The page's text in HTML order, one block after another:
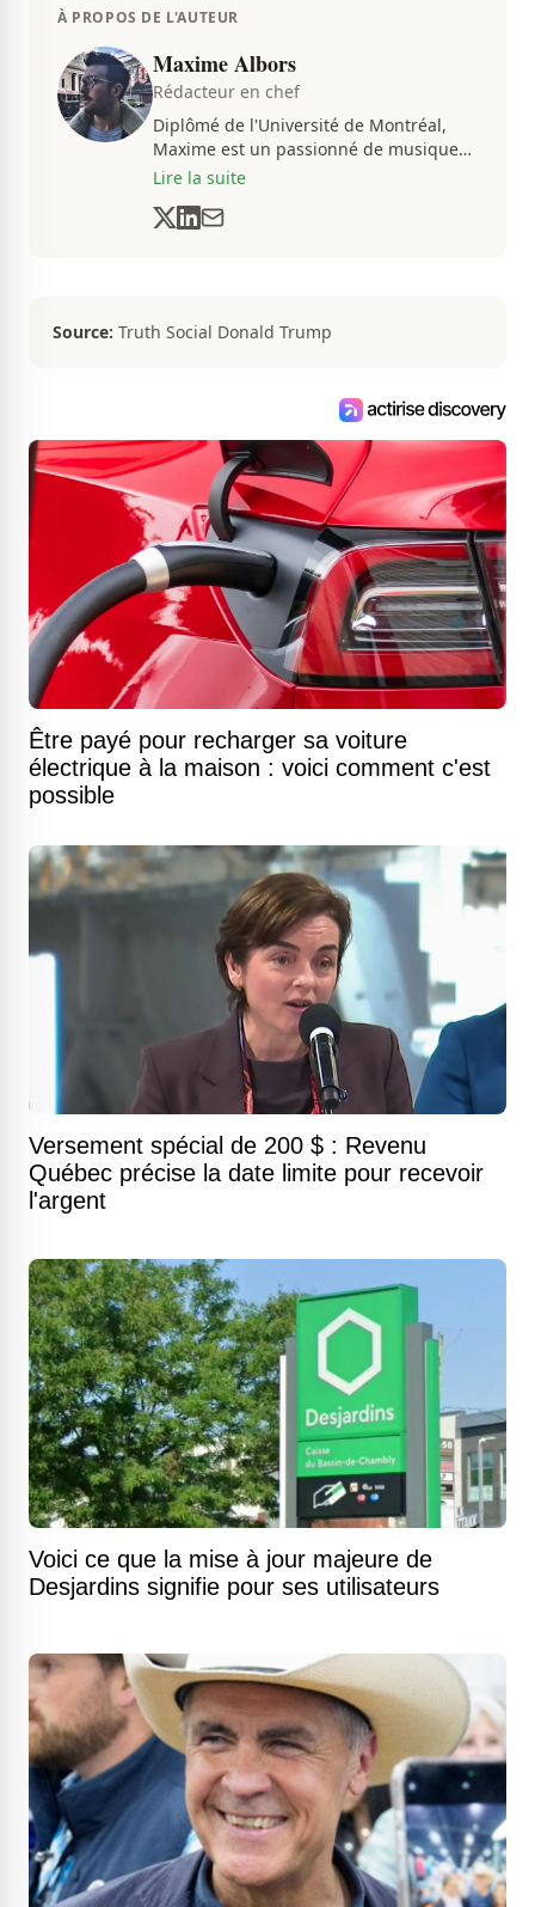
À PROPOS DE L'AUTEUR
Maxime Albors
Rédacteur en chef
Diplômé de l'Université de Montréal,
Maxime est un passionné de musique
et de basketball. Il suit de très près
du contenu informatif et divertissant.
Lire la suite
Source: Truth Social Donald Trump
Être payé pour recharger sa voiture
électrique à la maison : voici comment c'est
possible
Versement spécial de 200 $ : Revenu
Québec précise la date limite pour recevoir
l'argent
Voici ce que la mise à jour majeure de
Desjardins signifie pour ses utilisateurs